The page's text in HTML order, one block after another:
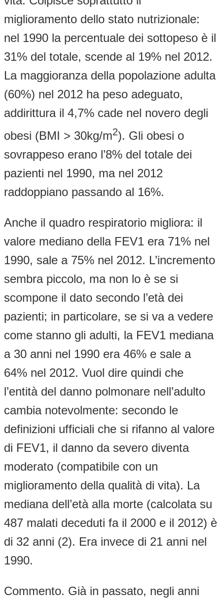
miglioramento dello stato nutrizionale:
nel 1990 la percentuale dei sottopeso è il
31% del totale, scende al 19% nel 2012.
La maggioranza della popolazione adulta
(60%) nel 2012 ha peso adeguato,
addirittura il 4,7% cade nel novero degli
obesi (BMI > 30kg/m2). Gli obesi o
sovrappeso erano l’8% del totale dei
pazienti nel 1990, ma nel 2012
raddoppiano passando al 16%.
Anche il quadro respiratorio migliora: il
valore mediano della FEV1 era 71% nel
1990, sale a 75% nel 2012. L’incremento
sembra piccolo, ma non lo è se si
scompone il dato secondo l’età dei
pazienti; in particolare, se si va a vedere
come stanno gli adulti, la FEV1 mediana
a 30 anni nel 1990 era 46% e sale a
64% nel 2012. Vuol dire quindi che
l’entità del danno polmonare nell’adulto
cambia notevolmente: secondo le
definizioni ufficiali che si rifanno al valore
di FEV1, il danno da severo diventa
moderato (compatibile con un
miglioramento della qualità di vita). La
mediana dell’età alla morte (calcolata su
487 malati deceduti fa il 2000 e il 2012) è
di 32 anni (2). Era invece di 21 anni nel
1990.
Commento. Già in passato, negli anni